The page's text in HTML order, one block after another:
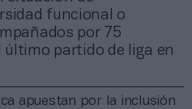
funcional o
por 75
partido de liga en
apuestan por la inclusión